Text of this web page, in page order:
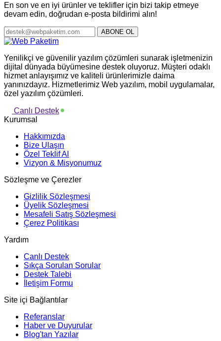
En son ve en iyi ürünler ve teklifler için bizi takip etmeye
devam edin, doğrudan e-posta bildirimi alın!
ABONE OL
Yenilikçi ve güvenilir yazılım çözümleri sunarak işletmenizin
dijital dünyada büyümesine destek oluyoruz. Müşteri odaklı
hizmet anlayışımız ve kaliteli ürünlerimizle daima
yanınızdayız. Hizmetlerimiz Web yazılım, mobil uygulamalar,
özel yazılım çözümleri.
Canlı Destek
Kurumsal
Hakkımızda
Bize Ulaşın
Özel Teklif Al
Vizyon & Misyonumuz
Sözleşme ve Çerezler
Gizlilik Sözleşmesi
Üyelik Sözleşmesi
Mesafeli Satış Sözleşmesi
Çerez Politikası
Yardım
Canlı Destek
Sıkça Sorulan Sorular
Destek Talebi
İletişim Formu
Site içi Bağlantılar
Referanslar
Haber ve Duyurular
Blog'tan Yazılar